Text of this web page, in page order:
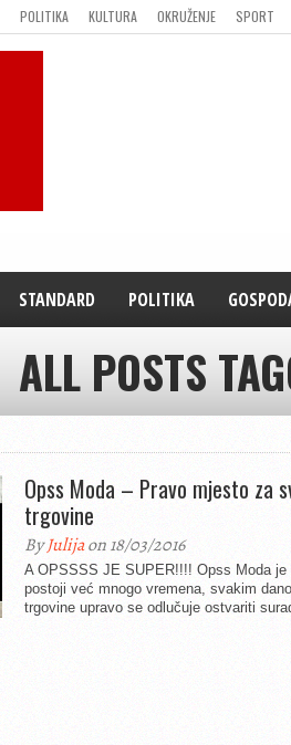
POLITIKA KULTURA OKRUŽENJE SPORT
STANDARD POLITIKA
ALL POSTS
Opss Moda – Pravo mjesto za
trgovine
ByJulijaon 18/03/2016
A OPSSSS JE SUPER!!!! Opss Moda je
postoji već mnogo vremena, svakim
trgovine upravo se odlučuje ostvariti